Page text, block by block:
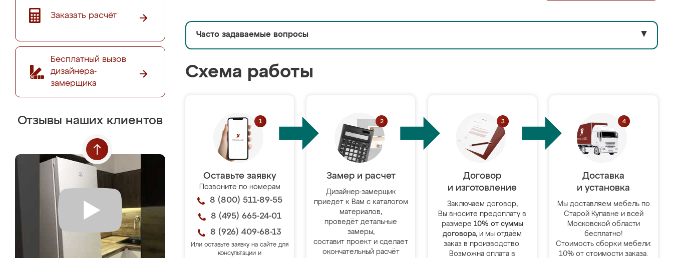
Заказать расчёт
Бесплатный вызов
дизайнера-
замерщика
Отзывы наших клиентов
Часто задаваемые вопросы ▼
Схема работы
Оставьте заявку
Позвоните по номерам
8 (800) 511-89-55
8 (495) 665-24-01
8 (926) 409-68-13
Или оставьте заявку на сайте для
консультации и
Замер и расчет
Дизайнер-замерщик
приедет к Вам с каталогом
материалов,
проведёт детальные
замеры,
составит проект и сделает
окончательный расчёт
Договор
и изготовление
Заключаем договор,
Вы вносите предоплату в
размере 10% от суммы
договора, и мы отдаём
заказ в производство.
Возможна оплата в
Доставка
и установка
Мы доставляем мебель по
Старой Купавне и всей
Московской области
бесплатно!
Стоимость сборки мебели:
10% от стоимости заказа.